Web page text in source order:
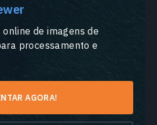
de imagens de
processamento e
AGORA!